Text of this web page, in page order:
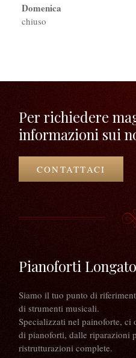
Domenica
chiuso
Per richiedere
informazioni sui
CONTATTACI
Pianoforti Longato
Siamo il tuo punto di
di strumenti musicali.
Specializzati nel painoforte, ci
di pianoforti, dalle riparazioni
ristrutturazioni complete.